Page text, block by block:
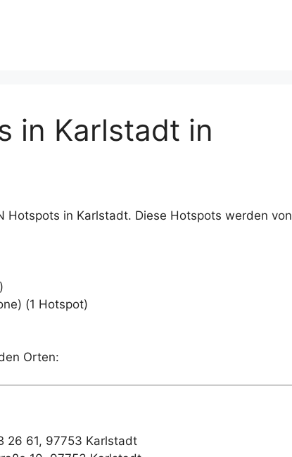
in Karlstadt in
Hotspots in Karlstadt. Diese Hotspots werden von
(1 Hotspot)
Orten:
26 61, 97753 Karlstadt